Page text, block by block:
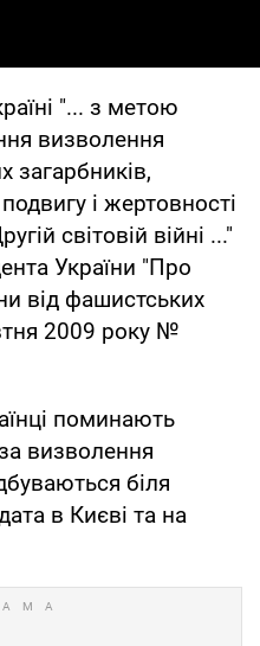
"... з метою
визволення
загарбників,
і жертовності
світовій війні ..."
України "Про
від фашистських
2009 року №
поминають
визволення
біля
в Києві та на